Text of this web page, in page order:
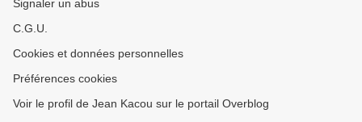
Signaler un abus
C.G.U.
Cookies et données personnelles
Préférences cookies
Voir le profil de Jean Kacou sur le portail Overblog